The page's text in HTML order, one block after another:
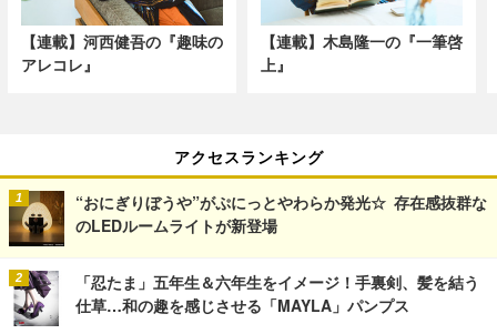
【連載】河西健吾の『趣味の
アレコレ』
【連載】木島隆一の『一筆啓
上』
アクセスランキング
“おにぎりぼうや”がぷにっとやわらか発光☆ 存在感抜群な
のLEDルームライトが新登場
「忍たま」五年生＆六年生をイメージ！手裏剣、髪を結う
仕草…和の趣を感じさせる「MAYLA」パンプス